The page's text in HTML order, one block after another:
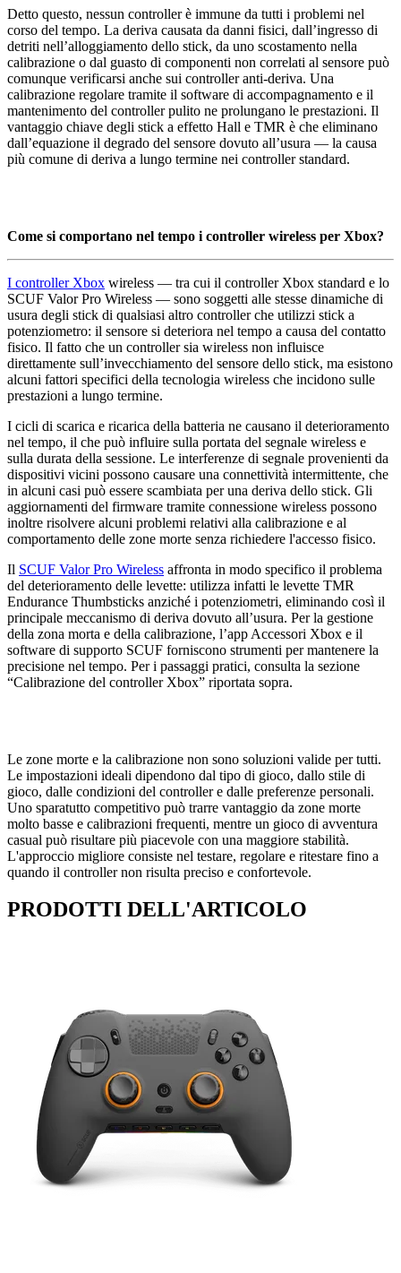
Detto questo, nessun controller è immune da tutti i problemi nel
corso del tempo. La deriva causata da danni fisici, dall’ingresso di
detriti nell’alloggiamento dello stick, da uno scostamento nella
calibrazione o dal guasto di componenti non correlati al sensore può
comunque verificarsi anche sui controller anti-deriva. Una
calibrazione regolare tramite il software di accompagnamento e il
mantenimento del controller pulito ne prolungano le prestazioni. Il
vantaggio chiave degli stick a effetto Hall e TMR è che eliminano
dall’equazione il degrado del sensore dovuto all’usura — la causa
più comune di deriva a lungo termine nei controller standard.
Come si comportano nel tempo i controller wireless per Xbox?
I controller Xbox wireless — tra cui il controller Xbox standard e lo
SCUF Valor Pro Wireless — sono soggetti alle stesse dinamiche di
usura degli stick di qualsiasi altro controller che utilizzi stick a
potenziometro: il sensore si deteriora nel tempo a causa del contatto
fisico. Il fatto che un controller sia wireless non influisce
direttamente sull’invecchiamento del sensore dello stick, ma esistono
alcuni fattori specifici della tecnologia wireless che incidono sulle
prestazioni a lungo termine.
I cicli di scarica e ricarica della batteria ne causano il deterioramento
nel tempo, il che può influire sulla portata del segnale wireless e
sulla durata della sessione. Le interferenze di segnale provenienti da
dispositivi vicini possono causare una connettività intermittente, che
in alcuni casi può essere scambiata per una deriva dello stick. Gli
aggiornamenti del firmware tramite connessione wireless possono
inoltre risolvere alcuni problemi relativi alla calibrazione e al
comportamento delle zone morte senza richiedere l'accesso fisico.
Il SCUF Valor Pro Wireless affronta in modo specifico il problema
del deterioramento delle levette: utilizza infatti le levette TMR
Endurance Thumbsticks anziché i potenziometri, eliminando così il
principale meccanismo di deriva dovuto all’usura. Per la gestione
della zona morta e della calibrazione, l’app Accessori Xbox e il
software di supporto SCUF forniscono strumenti per mantenere la
precisione nel tempo. Per i passaggi pratici, consulta la sezione
“Calibrazione del controller Xbox” riportata sopra.
Le zone morte e la calibrazione non sono soluzioni valide per tutti.
Le impostazioni ideali dipendono dal tipo di gioco, dallo stile di
gioco, dalle condizioni del controller e dalle preferenze personali.
Uno sparatutto competitivo può trarre vantaggio da zone morte
molto basse e calibrazioni frequenti, mentre un gioco di avventura
casual può risultare più piacevole con una maggiore stabilità.
L'approccio migliore consiste nel testare, regolare e ritestare fino a
quando il controller non risulta preciso e confortevole.
PRODOTTI DELL'ARTICOLO